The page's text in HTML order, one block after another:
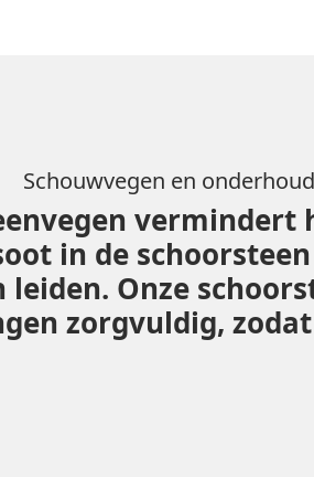
Schouwvegen en
in de
Onze
zorgvuldig,